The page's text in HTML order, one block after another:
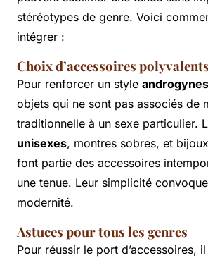
stéréotypes de genre. Voici
intégrer :
Choix d’accessoires polyvalents
Pour renforcer un style androgynes
objets qui ne sont pas associés de
traditionnelle à un sexe particulier.
unisexes, montres sobres, et
font partie des accessoires
une tenue. Leur simplicité
modernité.
Astuces pour tous les genres
Pour réussir le port d’accessoires,